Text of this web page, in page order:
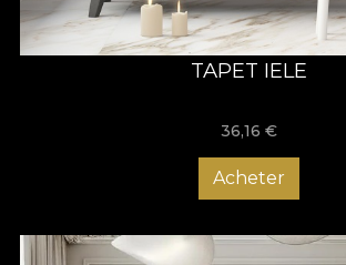
TAPET IELE
36,16 €
Acheter